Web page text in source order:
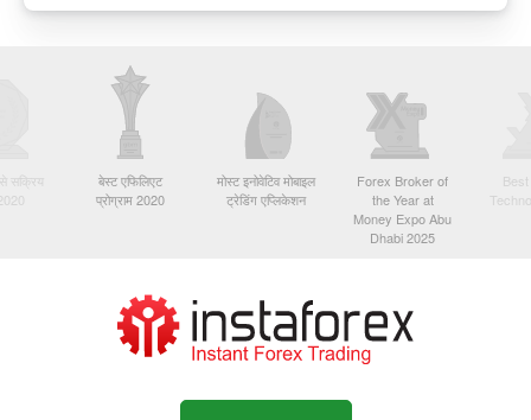
सक्रिय
बेस्ट एफिलिएट
प्रोग्राम 2020
मोस्ट इनोवेटिव मोबाइल
ट्रेडिंग एप्लिकेशन
Forex Broker of
the Year at
Money Expo Abu
Dhabi 2025